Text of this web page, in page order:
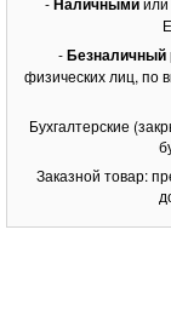
-Безналичный
физических лиц, по
Бухгалтерские
Заказной товар: